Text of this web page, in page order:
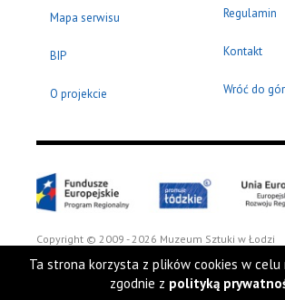
Mapa serwisu
BIP
O projekcie
Regulamin
Kontakt
Wróć do
Copyright © 2009 - 2026 Muzeum Sztuki w Łodzi
Ta strona korzysta z plików cookies w celu
zgodnie z polityką